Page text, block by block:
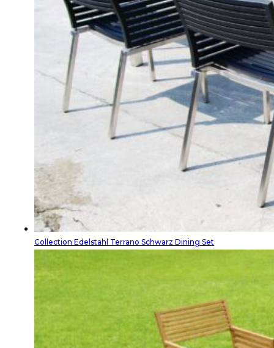
Collection Edelstahl Terrano Schwarz Dining Set